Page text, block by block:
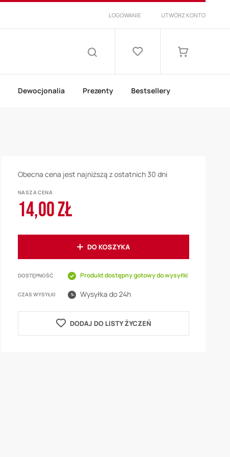
LOGOWANIE UTWÓRZ KONTO
Lista
Dewocjonalia Prezenty Bestsellery
Obecna cena jest najniższą z ostatnich 30 dni
NASZA CENA
14,00 ZŁ
DO KOSZYKA
DOSTĘPNOŚĆ Produkt dostępny gotowy do wysyłki
CZAS WYSYŁKI Wysyłka do 24h
DODAJ DO LISTY ŻYCZEŃ